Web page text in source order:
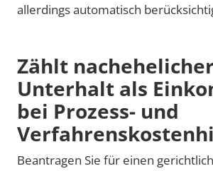
allerdings automatisch
Zählt nachehelicher
Unterhalt als
bei Prozess- und
Beantragen Sie für einen